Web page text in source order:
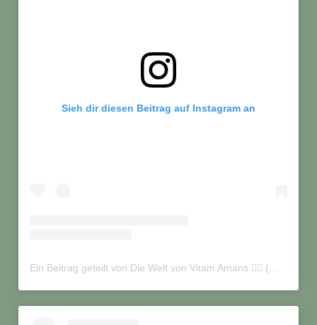
Sieh dir diesen Beitrag auf Instagram an
Ein Beitrag geteilt von Die Welt von Vitam Amans 🏳️‍🌈 (@vitamamans_on_tour)